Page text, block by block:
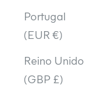
Portugal
(EUR €)
Reino Unido
(GBP £)